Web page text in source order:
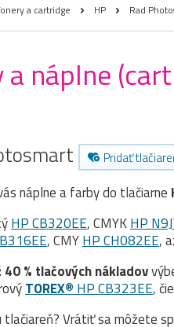
a cartridge HP Rad
a náplne
Pridať
náplne a farby do tlačiarne
HP CB320EE, CMYKHP
, CMYHP CH082EE,
% tlačových nákladov
TOREX® HP CB323EE,
tlačiareň? Vrátiť sa môžete